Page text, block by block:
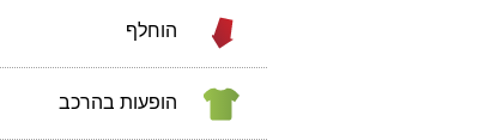
הוחלף
הופעות בהרכב